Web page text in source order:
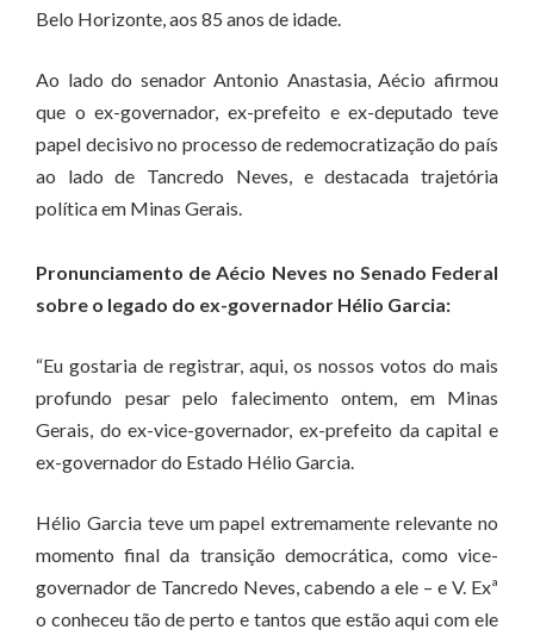
Belo Horizonte, aos 85 anos de idade.
Ao lado do senador Antonio Anastasia, Aécio afirmou
que o ex-governador, ex-prefeito e ex-deputado teve
papel decisivo no processo de redemocratização do país
ao lado de Tancredo Neves, e destacada trajetória
política em Minas Gerais.
Pronunciamento de Aécio Neves no Senado Federal
sobre o legado do ex-governador Hélio Garcia:
“Eu gostaria de registrar, aqui, os nossos votos do mais
profundo pesar pelo falecimento ontem, em Minas
Gerais, do ex-vice-governador, ex-prefeito da capital e
ex-governador do Estado Hélio Garcia.
Hélio Garcia teve um papel extremamente relevante no
momento final da transição democrática, como vice-
governador de Tancredo Neves, cabendo a ele – e V. Exª
o conheceu tão de perto e tantos que estão aqui com ele